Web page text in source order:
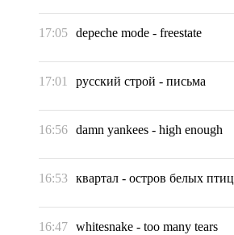
17:05 depeche mode - freestate
17:01 русский строй - письма
16:56 damn yankees - high enough
16:53 квартал - остров белых птиц
16:47 whitesnake - too many tears